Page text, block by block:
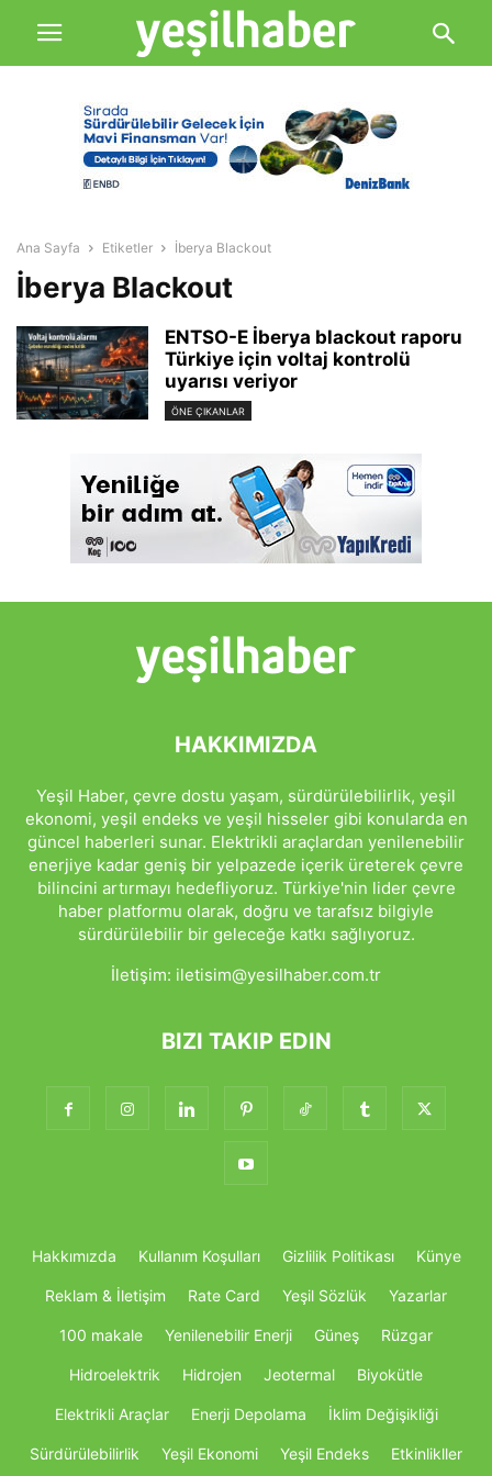
Ana Sayfa Etiketler İberya Blackout
İberya Blackout
ENTSO-E İberya blackout raporu
Türkiye için voltaj kontrolü
uyarısı veriyor
ÖNE ÇIKANLAR
HAKKIMIZDA
Yeşil Haber, çevre dostu yaşam, sürdürülebilirlik, yeşil
ekonomi, yeşil endeks ve yeşil hisseler gibi konularda en
güncel haberleri sunar. Elektrikli araçlardan yenilenebilir
enerjiye kadar geniş bir yelpazede içerik üreterek çevre
bilincini artırmayı hedefliyoruz. Türkiye'nin lider çevre
haber platformu olarak, doğru ve tarafsız bilgiyle
sürdürülebilir bir geleceğe katkı sağlıyoruz.
İletişim: iletisim@yesilhaber.com.tr
BIZI TAKIP EDIN
Hakkımızda Kullanım Koşulları Gizlilik Politikası Künye
Reklam & İletişim Rate Card Yeşil Sözlük Yazarlar
100 makale Yenilenebilir Enerji Güneş Rüzgar
Hidroelektrik Hidrojen Jeotermal Biyokütle
Elektrikli Araçlar Enerji Depolama İklim Değişikliği
Sürdürülebilirlik Yeşil Ekonomi Yeşil Endeks Etkinlikller